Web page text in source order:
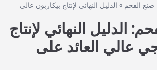
صنع الفحم » الدليل النهائي لإنتاج بيكاربون عالي
الدليل النهائي لإنتاج
عالي العائد على